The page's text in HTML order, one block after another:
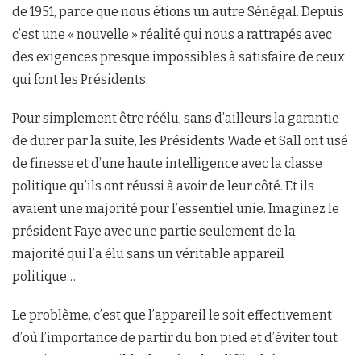
de 1951, parce que nous étions un autre Sénégal. Depuis
c’est une « nouvelle » réalité qui nous a rattrapés avec
des exigences presque impossibles à satisfaire de ceux
qui font les Présidents.
Pour simplement être réélu, sans d’ailleurs la garantie
de durer par la suite, les Présidents Wade et Sall ont usé
de finesse et d’une haute intelligence avec la classe
politique qu’ils ont réussi à avoir de leur côté. Et ils
avaient une majorité pour l’essentiel unie. Imaginez le
président Faye avec une partie seulement de la
majorité qui l’a élu sans un véritable appareil
politique…
Le problème, c’est que l’appareil le soit effectivement
d’où l’importance de partir du bon pied et d’éviter tout